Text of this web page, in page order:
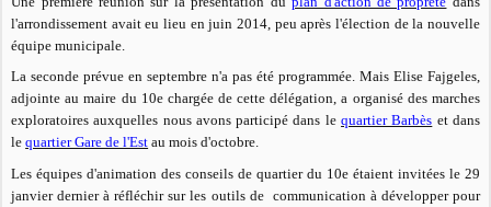
l'arrondissement avait eu lieu en juin 2014, peu après l'élection de la nouvelle
équipe municipale.
La seconde prévue en septembre n'a pas été programmée. Mais Elise Fajgeles,
adjointe au maire du 10e chargée de cette délégation, a organisé des marches
exploratoires auxquelles nous avons participé dans lequartier Barbès et dans
lequartier Gare de l'Est au mois d'octobre.
Les équipes d'animation des conseils de quartier du 10e étaient invitées le 29
janvier dernier à réfléchir sur les outils de communication à développer pour